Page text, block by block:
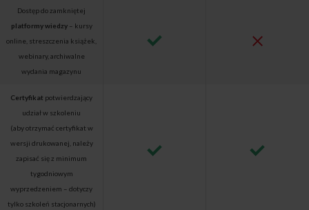
Dostęp do zamkniętej
platformy wiedzy– kursy
online, streszczenia książek,
webinary, archiwalne
wydania magazynu
Certyfikat potwierdzający
udział w szkoleniu
(aby otrzymać certyfikat w
wersji drukowanej, należy
zapisać się z minimum
tygodniowym
wyprzedzeniem – dotyczy
tylko szkoleń stacjonarnych)